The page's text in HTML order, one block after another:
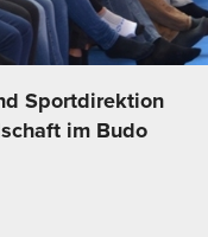
Sportdirektion
im Budo